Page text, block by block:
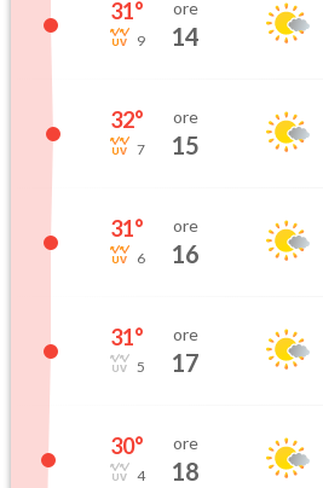
31°
9
ore
14
32°
7
ore
15
31°
6
ore
16
31°
5
ore
17
30°
4
ore
18